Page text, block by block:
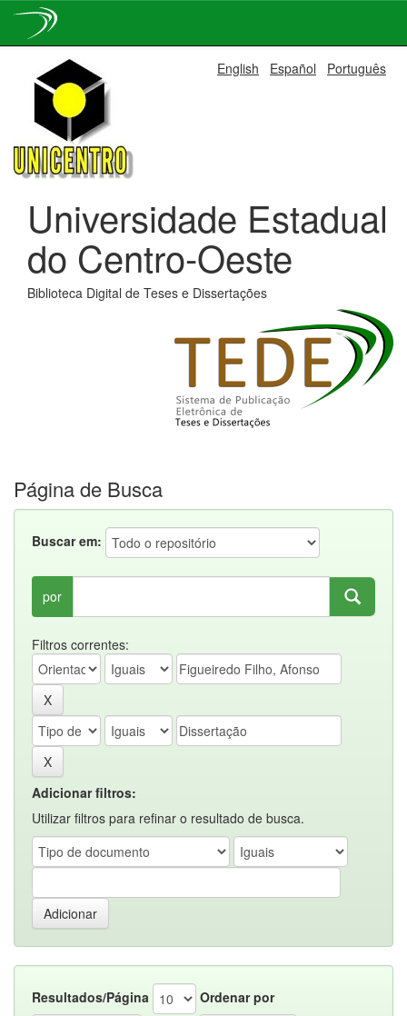
navigation
English Español Português
Universidade Estadual
do Centro-Oeste
Biblioteca Digital de Teses e Dissertações
Página de Busca
Buscar em:
por
Filtros correntes:
Adicionar filtros:
Utilizar filtros para refinar o resultado de busca.
Resultados/Página
Ordenar por